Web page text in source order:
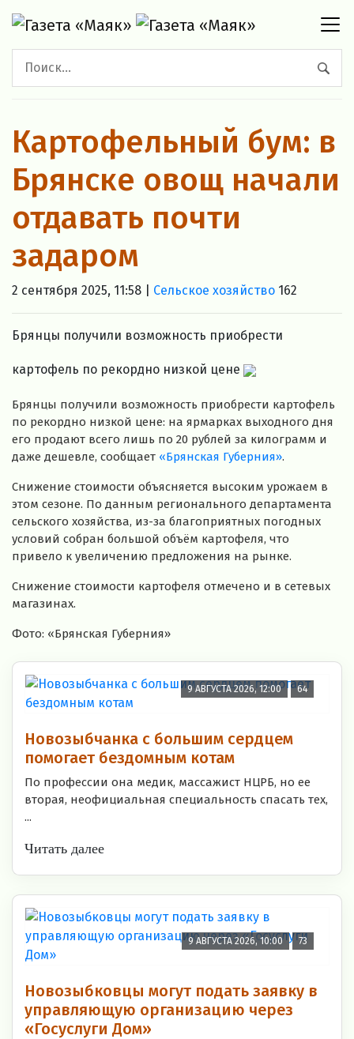
Картофельный бум: в
Брянске овощ начали
отдавать почти
задаром
2 сентября 2025, 11:58 | Сельское хозяйство 162
Брянцы получили возможность приобрести
картофель по рекордно низкой цене
Брянцы получили возможность приобрести картофель
по рекордно низкой цене: на ярмарках выходного дня
его продают всего лишь по 20 рублей за килограмм и
даже дешевле, сообщает «Брянская Губерния».
Снижение стоимости объясняется высоким урожаем в
этом сезоне. По данным регионального департамента
сельского хозяйства, из-за благоприятных погодных
условий собран большой объём картофеля, что
привело к увеличению предложения на рынке.
Снижение стоимости картофеля отмечено и в сетевых
магазинах.
Фото: «Брянская Губерния»
9 АВГУСТА 2026, 12:00 64
Новозыбчанка с большим сердцем
помогает бездомным котам
По профессии она медик, массажист НЦРБ, но ее
вторая, неофициальная специальность спасать тех,
...
Читать далее
9 АВГУСТА 2026, 10:00 73
Новозыбковцы могут подать заявку в
управляющую организацию через
«Госуслуги Дом»